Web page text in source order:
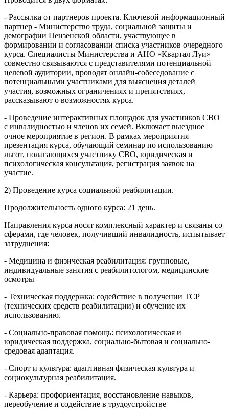
- Рассылка от партнеров проекта. Ключевой информационный
партнер - Министерство труда, социальной защиты и
демографии Пензенской области, участвующее в
формировании и согласовании списка участников очередного
курса. Специалисты Министерства и АНО «Квартал Луи»
совместно связываются с представителями потенциальной
целевой аудитории, проводят онлайн-собеседование с
потенциальными участниками для выяснения деталей
участия, возможных ограничениях и препятствиях,
рассказывают о возможностях курса.
- Проведение интерактивных площадок для участников СВО
с инвалидностью и членов их семей. Включает выездное
очное мероприятие в регион. В рамках мероприятия –
презентация курса, обучающий семинар по использованию
льгот, полагающихся участнику СВО, юридическая и
психологическая консультация, регистрация заявок на
участие.
2) Проведение курса социальной реабилитации.
Продолжительность одного курса: 21 день.
Направления курса носят комплексный характер и связаны со
сферами, где человек, получивший инвалидность, испытывает
затруднения:
- Медицина и физическая реабилитация: групповые,
индивидуальные занятия с реабилитологом, медицинские
осмотры
- Техническая поддержка: содействие в получении ТСР
(технических средств реабилитации) и обучение их
использованию.
- Социально-правовая помощь: психологическая и
юридическая поддержка, социально-бытовая и социально-
средовая адаптация.
- Спорт и культура: адаптивная физическая культура и
социокультурная реабилитация.
- Карьера: профориентация, восстановление навыков,
переобучение и содействие в трудоустройстве